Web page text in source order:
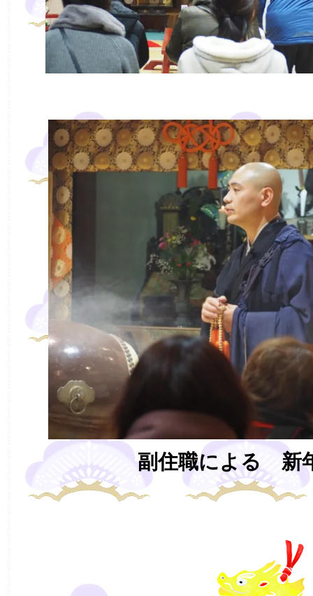
副住職による 新